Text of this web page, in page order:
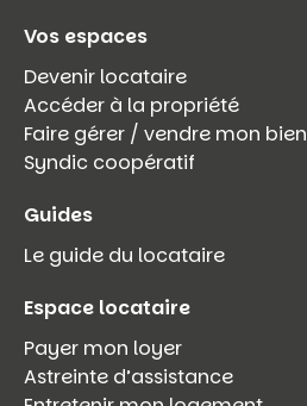
Vos espaces
Devenir locataire
Accéder à la propriété
Faire gérer / vendre mon bien
Syndic coopératif
Guides
Le guide du locataire
Espace locataire
Payer mon loyer
Astreinte d’assistance